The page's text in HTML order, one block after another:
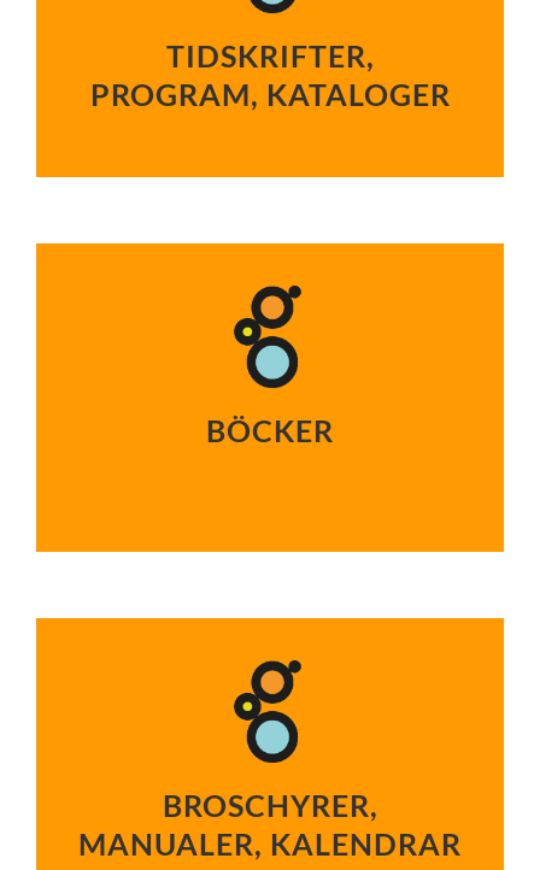
TIDSKRIFTER,
PROGRAM, KATALOGER
BÖCKER
BROSCHYRER,
MANUALER, KALENDRAR